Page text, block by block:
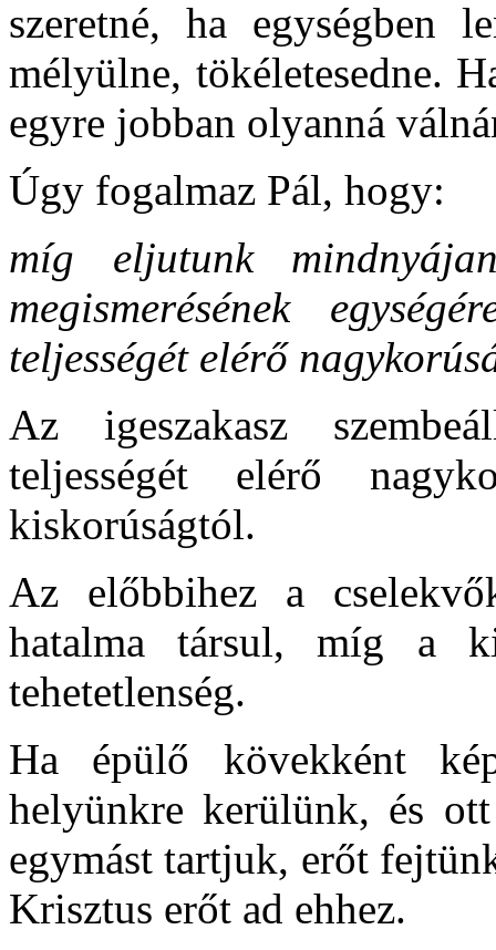
szeretné, ha egységben
mélyülne, tökéletesedne.
egyre jobban olyanná
Úgy fogalmaz Pál, hogy:
míg eljutunk
megismerésének
teljességét elérő
Az igeszakasz
teljességét elérő
kiskorúságtól.
Az előbbihez a
hatalma társul, míg a
tehetetlenség.
Ha épülő kövekként
helyünkre kerülünk, és ott
egymást tartjuk, erőt
Krisztus erőt ad ehhez.